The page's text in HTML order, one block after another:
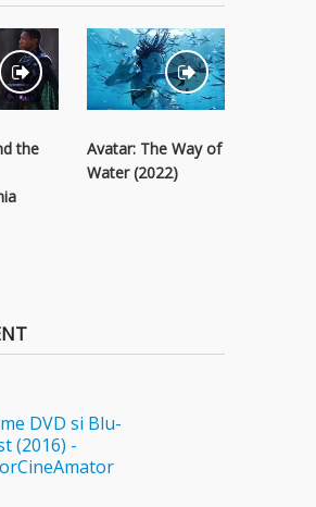
the
Avatar: The Way of
Water (2022)
DVD si Blu-
(2016) -